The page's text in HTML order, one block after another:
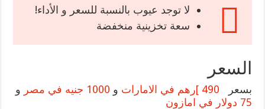
لا توجد عيوب بالنسبة للسعر و الأداء!
سعة تخزينية منخفضة
السعر
بسعر 490 ]رهم في الامارات و 1000 جنيه في مصر
و
75 دولار في امازون